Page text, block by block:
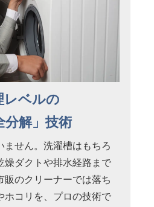
レベルの
分解」技術
ません。洗濯槽はもちろ
燥ダクトや排水経路まで
販のクリーナーでは落ち
ホコリを、プロの技術で